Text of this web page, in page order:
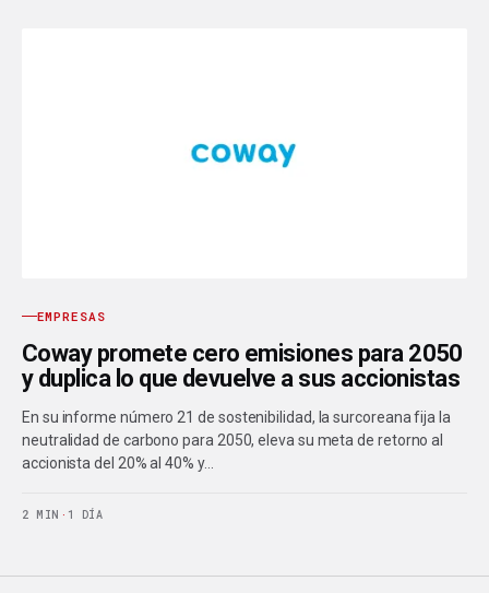
EMPRESAS
Coway promete cero emisiones para 2050
y duplica lo que devuelve a sus accionistas
En su informe número 21 de sostenibilidad, la surcoreana fija la
neutralidad de carbono para 2050, eleva su meta de retorno al
accionista del 20% al 40% y…
2 MIN · 1 DÍA